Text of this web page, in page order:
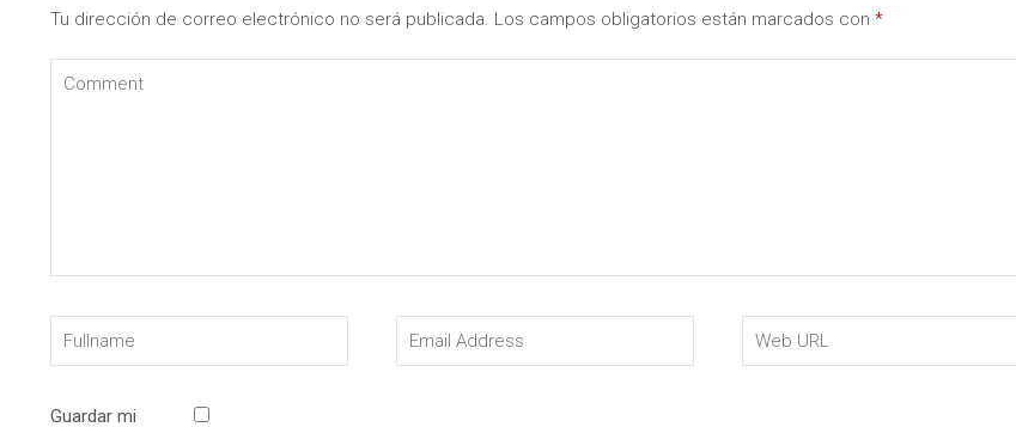
Tu dirección de correo electrónico no será publicada. Los campos obligatorios están marcados con *
Guardar mi